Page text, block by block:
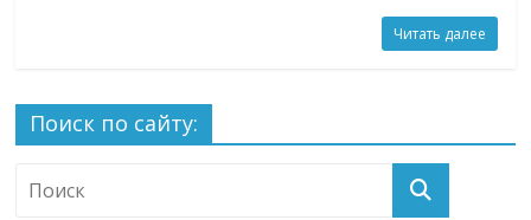
Читать далее
Поиск по сайту: